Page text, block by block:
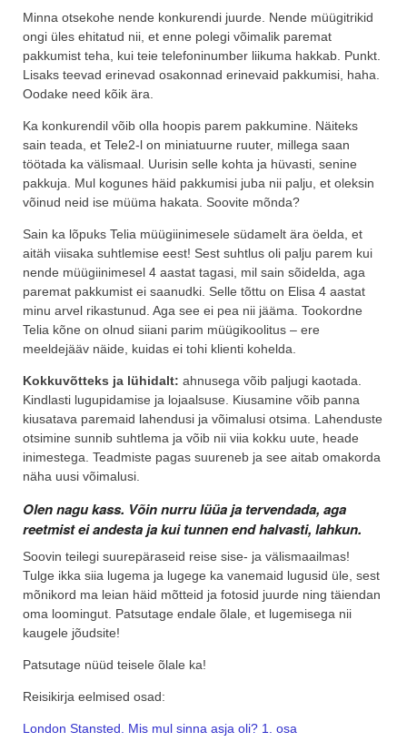
Minna otsekohe nende konkurendi juurde. Nende müügitrikid
ongi üles ehitatud nii, et enne polegi võimalik paremat
pakkumist teha, kui teie telefoninumber liikuma hakkab. Punkt.
Lisaks teevad erinevad osakonnad erinevaid pakkumisi, haha.
Oodake need kõik ära.
Ka konkurendil võib olla hoopis parem pakkumine. Näiteks
sain teada, et Tele2-l on miniatuurne ruuter, millega saan
töötada ka välismaal. Uurisin selle kohta ja hüvasti, senine
pakkuja. Mul kogunes häid pakkumisi juba nii palju, et oleksin
võinud neid ise müüma hakata. Soovite mõnda?
Sain ka lõpuks Telia müügiinimesele südamelt ära öelda, et
aitäh viisaka suhtlemise eest! Sest suhtlus oli palju parem kui
nende müügiinimesel 4 aastat tagasi, mil sain sõidelda, aga
paremat pakkumist ei saanudki. Selle tõttu on Elisa 4 aastat
minu arvel rikastunud. Aga see ei pea nii jääma. Tookordne
Telia kõne on olnud siiani parim müügikoolitus – ere
meeldejääv näide, kuidas ei tohi klienti kohelda.
Kokkuvõtteks ja lühidalt: ahnusega võib paljugi kaotada.
Kindlasti lugupidamise ja lojaalsuse. Kiusamine võib panna
kiusatava paremaid lahendusi ja võimalusi otsima. Lahenduste
otsimine sunnib suhtlema ja võib nii viia kokku uute, heade
inimestega. Teadmiste pagas suureneb ja see aitab omakorda
näha uusi võimalusi.
Olen nagu kass. Võin nurru lüüa ja tervendada, aga
reetmist ei andesta ja kui tunnen end halvasti, lahkun.
Soovin teilegi suurepäraseid reise sise- ja välismaailmas!
Tulge ikka siia lugema ja lugege ka vanemaid lugusid üle, sest
mõnikord ma leian häid mõtteid ja fotosid juurde ning täiendan
oma loomingut. Patsutage endale õlale, et lugemisega nii
kaugele jõudsite!
Patsutage nüüd teisele õlale ka!
Reisikirja eelmised osad:
London Stansted. Mis mul sinna asja oli? 1. osa